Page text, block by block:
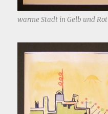
warme Stadt in Gelb und Rot